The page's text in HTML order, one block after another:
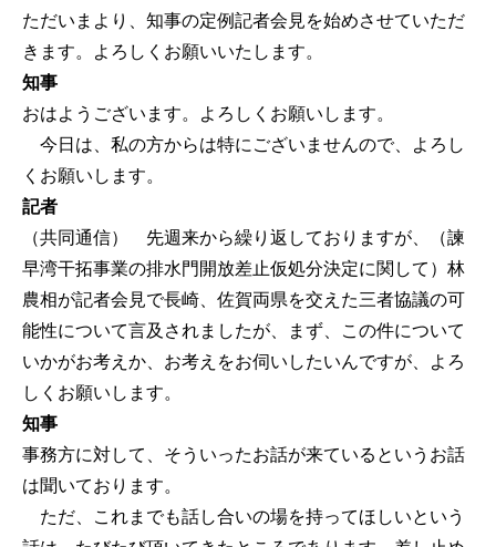
ただいまより、知事の定例記者会見を始めさせていただ
きます。よろしくお願いいたします。
知事
おはようございます。よろしくお願いします。
今日は、私の方からは特にございませんので、よろし
くお願いします。
記者
（共同通信） 先週来から繰り返しておりますが、（諫
早湾干拓事業の排水門開放差止仮処分決定に関して）林
農相が記者会見で長崎、佐賀両県を交えた三者協議の可
能性について言及されましたが、まず、この件について
いかがお考えか、お考えをお伺いしたいんですが、よろ
しくお願いします。
知事
事務方に対して、そういったお話が来ているというお話
は聞いております。
ただ、これまでも話し合いの場を持ってほしいという